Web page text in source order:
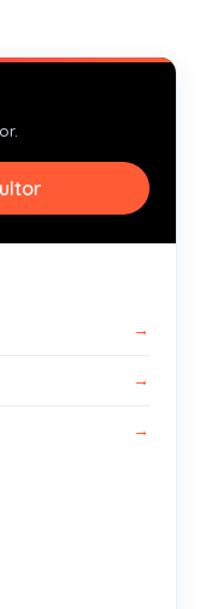
→
→
→